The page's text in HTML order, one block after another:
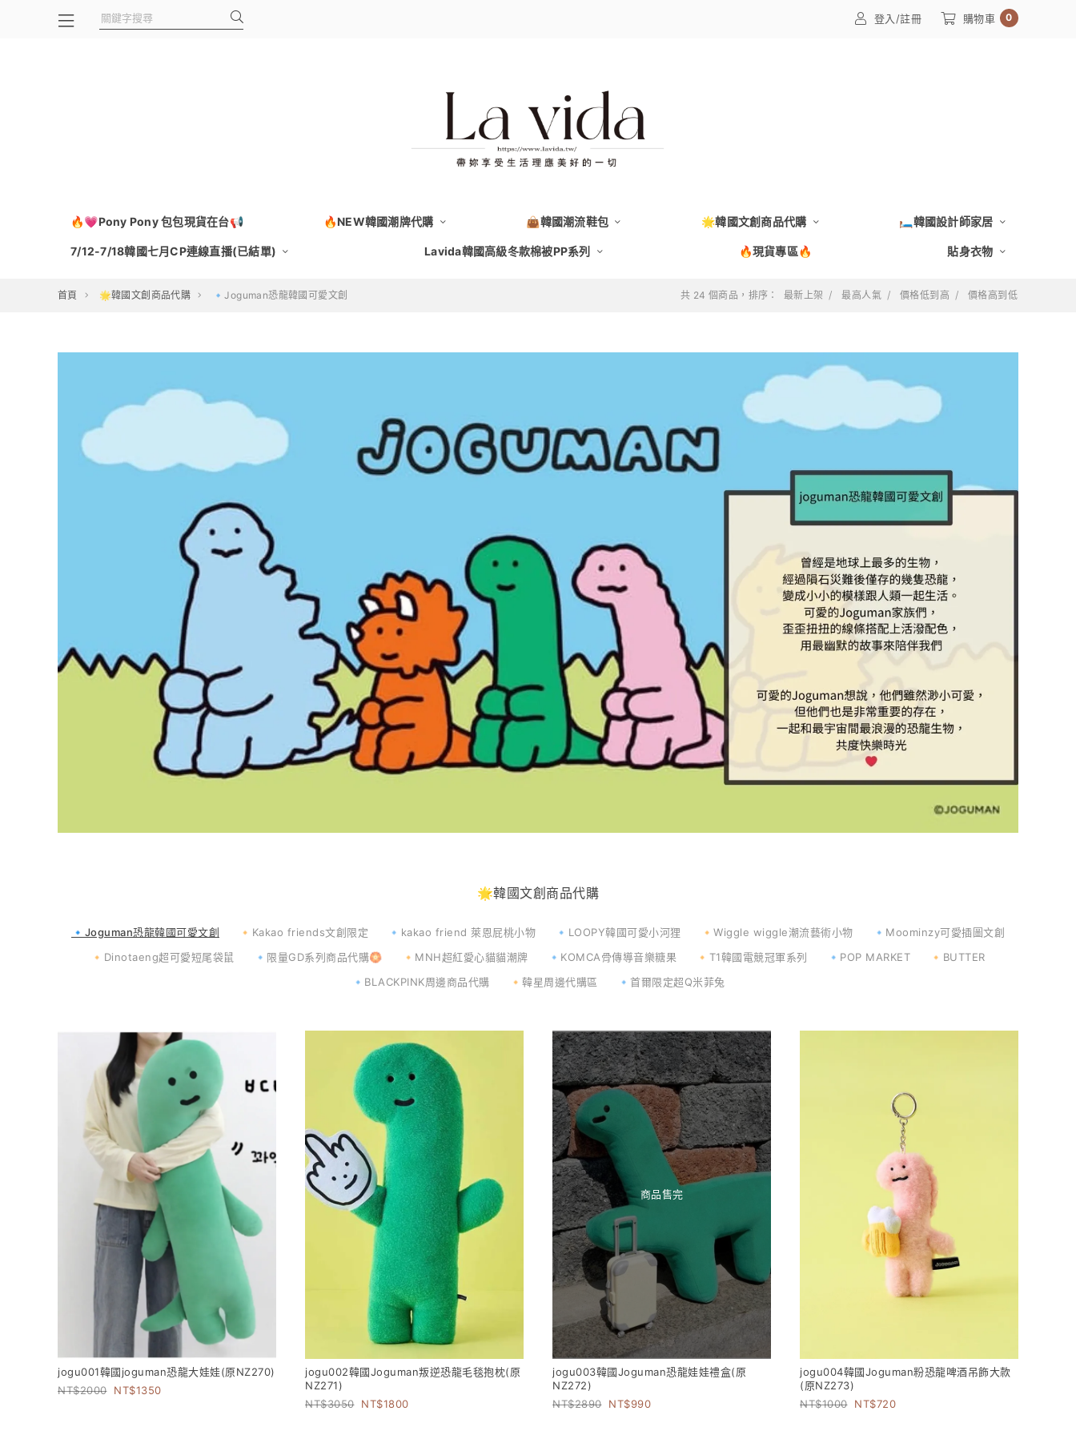
登入/註冊 購物車 0
🔥💗Pony Pony 包包現貨在台📢 🔥NEW韓國潮牌代購 👜韓國潮流鞋包 🌟韓國文創商品代購 🛏️韓國設計師家居
7/12-7/18韓國七月CP連線直播(已結單) Lavida韓國高級冬款棉被PP系列 🔥現貨專區🔥 貼身衣物
首頁 🌟韓國文創商品代購 🔹Joguman恐龍韓國可愛文創 共 24 個商品，排序： 最新上架 最高人氣 價格低到高 價格高到低
🌟韓國文創商品代購
🔹Joguman恐龍韓國可愛文創 🔸Kakao friends文創限定 🔹kakao friend 萊恩屁桃小物 🔹LOOPY韓國可愛小河狸 🔸Wiggle wiggle潮流藝術小物
🔹Moominzy可愛插圖文創
🔸Dinotaeng超可愛短尾袋鼠
🔹限量GD系列商品代購🏵️ 🔸MNH超紅愛心貓貓潮牌 🔹KOMCA骨傳導音樂糖果 🔸T1韓國電競冠軍系列 🔹POP MARKET
🔸BUTTER
🔹BLACKPINK周邊商品代購
🔸韓星周邊代購區 🔹首爾限定超Q米菲兔
jogu001韓國joguman恐龍大娃娃(原NZ270)
2000
1350
jogu002韓國Joguman叛逆恐龍毛毯抱枕(原
NZ271)
3050
1800
商品售完
jogu003韓國Joguman恐龍娃娃禮盒(原
NZ272)
2890
990
jogu004韓國Joguman粉恐龍啤酒吊飾大款
(原NZ273)
1000
720